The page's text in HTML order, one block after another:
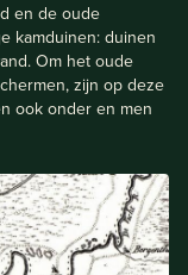
en de oude
kamduinen: duinen
Om het oude
zijn op deze
ook onder en men